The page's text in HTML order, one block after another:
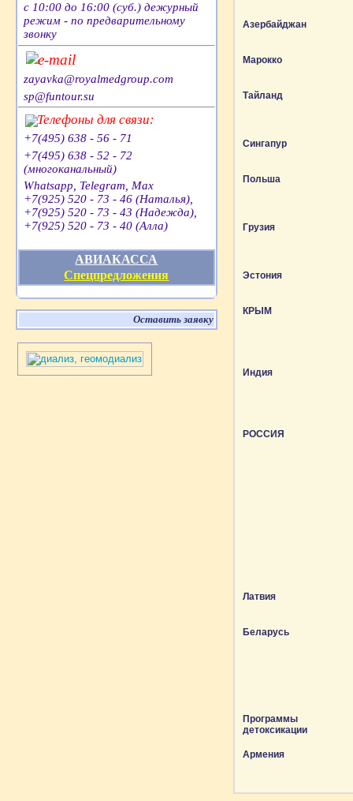
с 10:00 до 16:00 (суб.) дежурный
режим - по предварительному
звонку
e-mail
zayavka@royalmedgroup.com
sp@funtour.su
Телефоны для связи:
+7(495) 638 - 56 - 71
+7(495) 638 - 52 - 72
(многоканальный)
Whatsapp, Telegram, Max
+7(925) 520 - 73 - 46 (Наталья),
+7(925) 520 - 73 - 43 (Надежда),
+7(925) 520 - 73 - 40 (Алла)
АВИАКАССА
Спецпредложения
Оставить заявку
Азербайджан
Марокко
Тайланд
Сингапур
Польша
Грузия
Эстония
КРЫМ
Индия
РОССИЯ
Латвия
Беларусь
Программы
детоксикации
Армения